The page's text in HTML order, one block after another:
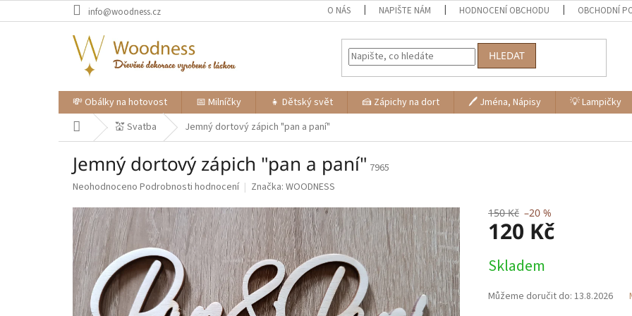
na
info@woodness.cz O NÁS NAPIŠTE NÁM HODNOCENÍ OBCHODU OBCHODNÍ
HLEDAT
💸 Obálky na hotovost 📅 Milníčky 👧 Dětský svět 🍰 Zápichy na dort 🖊 Jména, Nápisy 💡 Lampičky
Domů 💒 Svatba Jemný dortový zápich "pan a paní"
Jemný dortový zápich "pan a paní" 7965
Průměrné
produktu
je
0,0
z
5
hvězdiček.
Neohodnoceno Podrobnosti hodnocení Značka: WOODNESS
150 Kč –20 %
120 Kč
cena:
Skladem
Můžeme doručit do: 13.8.2026